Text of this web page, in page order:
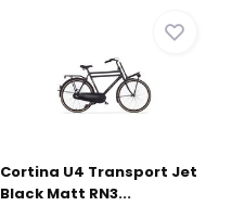
Cortina U4 Transport Jet
Black Matt RN3...